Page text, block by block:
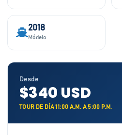
2018
Módelo
Desde
$340 USD
TOUR DE DÍA 11:00 A.M. A 5:00 P.M.